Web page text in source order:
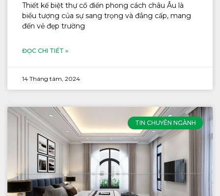
Thiết kế biệt thự cổ điển phong cách châu Âu là
biểu tượng của sự sang trọng và đẳng cấp, mang
đến vẻ đẹp trường
ĐỌC CHI TIẾT »
14 Tháng tám, 2024
TIN CHUYÊN NGÀNH